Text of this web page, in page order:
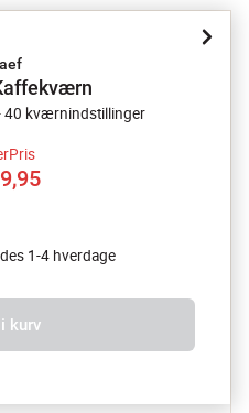
40 kværnindstillinger
1-4 hverdage
kurv